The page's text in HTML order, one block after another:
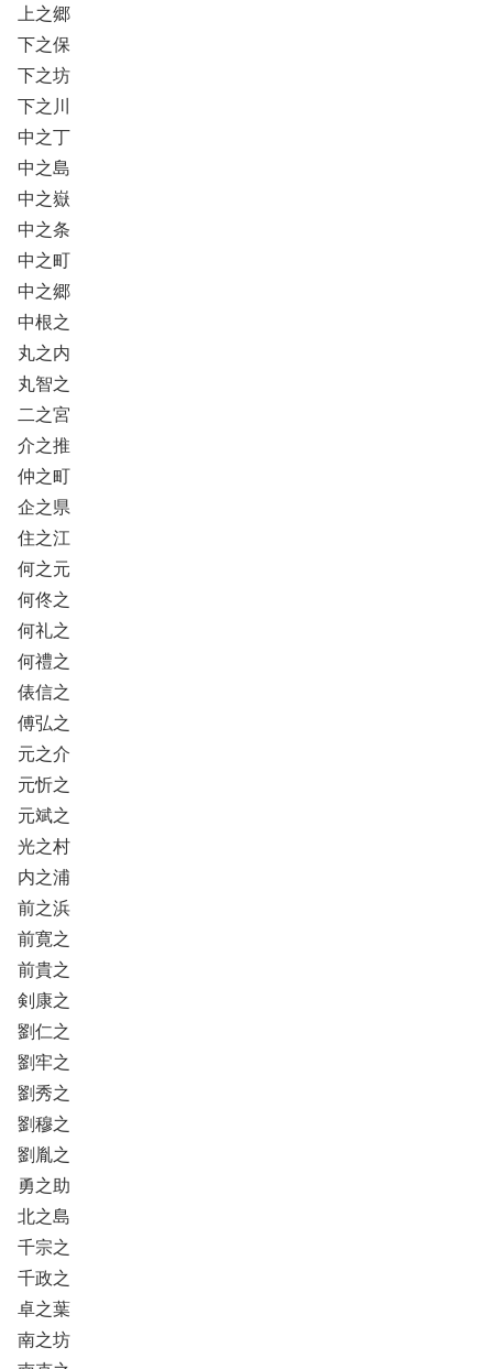
上之郷
下之保
下之坊
下之川
中之丁
中之島
中之嶽
中之条
中之町
中之郷
中根之
丸之内
丸智之
二之宮
介之推
仲之町
企之県
住之江
何之元
何佟之
何礼之
何禮之
俵信之
傅弘之
元之介
元忻之
元斌之
光之村
内之浦
前之浜
前寛之
前貴之
剣康之
劉仁之
劉牢之
劉秀之
劉穆之
劉胤之
勇之助
北之島
千宗之
千政之
卓之葉
南之坊